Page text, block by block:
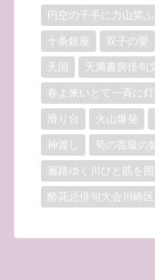
円空の千手に力山笑ふ
十条銀座
双子の嬰
天国
天満書房俳句
春よ来いとて一斉に
滑り台
火山爆発
神渡し
筍の首級の
遍路ゆく川ひと筋を
酔花忌俳句大会川崎